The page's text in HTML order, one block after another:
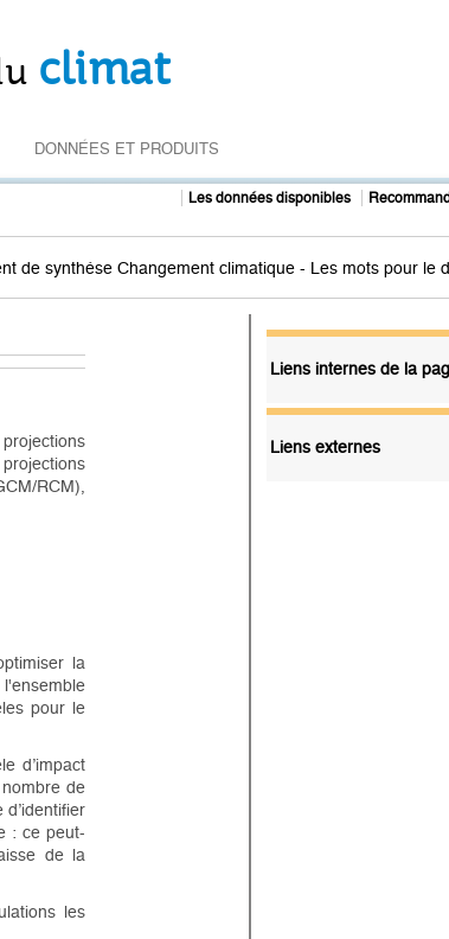
climat
DONNÉES ET PRODUITS
Les données disponibles
de synthèse Changement climatique - Les mots pour le
RCM),
la
l'ensemble
pour le
d’impact
de
: ce peut-
de la
les
Liens internes de la
Liens externes